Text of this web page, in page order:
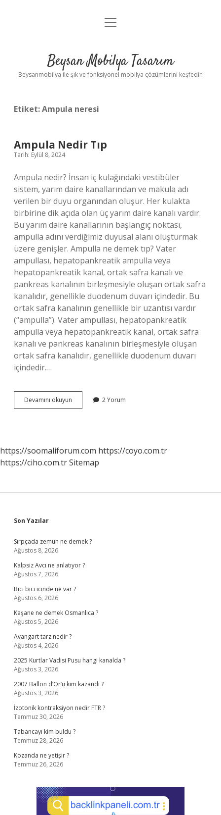
Anasayfa
Yasal Uyarı
menüyü
Beysan Mobilya Tasarım
Beysanmobilya ile şık ve fonksiyonel mobilya çözümlerini keşfedin
Etiket:Ampula neresi
Ampula Nedir Tıp
Tarih: Eylül 8, 2024
Ampula nedir? İnsan iç kulağındaki vestibüler
sistem, yarım daire kanallarından ve makula adı
verilen bir duyu organından oluşur. Her kulakta
birbirine dik açıda olan üç yarım daire kanalı vardır.
Bu yarım daire kanallarının başlangıç ​​noktası,
ampulla adını verdiğimiz duyusal alanı oluşturmak
üzere genişler. Ampulla ne demek tıp? Vater
ampullası, hepatopankreatik ampulla veya
hepatopankreatik kanal, ortak safra kanalı ve
pankreas kanalının birleşmesiyle oluşan ortak safra
kanalıdır, genellikle duodenum duvarı içindedir. Bu
ortak safra kanalının genellikle bir uzantısı vardır
(“ampulla”). Vater ampullası, hepatopankreatik
ampulla veya hepatopankreatik kanal, ortak safra
kanalı ve pankreas kanalının birleşmesiyle oluşan
ortak safra kanalıdır, genellikle duodenum duvarı
içindedir.…
Devamını okuyun
Nedir
2 Yorum
https://soomaliforum.com https://coyo.com.tr
https://ciho.com.trSitemap
Sidebar
Son Yazılar
Sırpçada zemun ne demek ?
Ağustos 8, 2026
Kalpsiz Avcı ne anlatıyor ?
Ağustos 7, 2026
Bici bici icinde ne var ?
Ağustos 6, 2026
Kaşane ne demek Osmanlıca ?
Ağustos 5, 2026
Avangart tarz nedir ?
Ağustos 4, 2026
2025 Kurtlar Vadisi Pusu hangi kanalda ?
Ağustos 3, 2026
2007 Ballon d’Or’u kim kazandı ?
Ağustos 3, 2026
İzotonik kontraksiyon nedir FTR ?
Temmuz 30, 2026
Tabancayı kim buldu ?
Temmuz 28, 2026
Kozanda ne yetişir ?
Temmuz 26, 2026